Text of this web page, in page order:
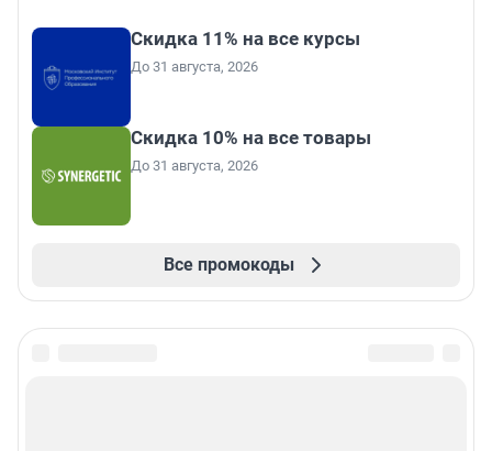
Скидка 11% на все курсы
До 31 августа, 2026
Скидка 10% на все товары
До 31 августа, 2026
Все промокоды